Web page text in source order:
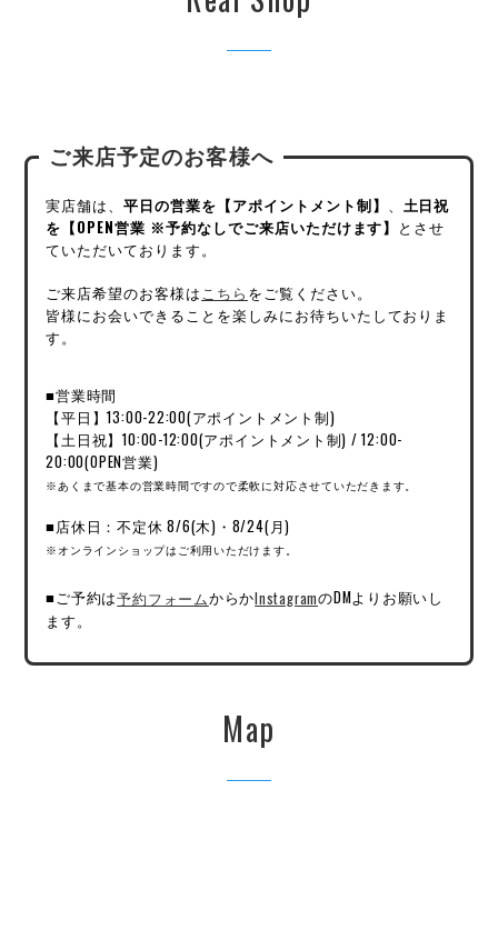
ご来店予定のお客様へ
実店舗は、平日の営業を【アポイントメント制】 、 土日祝
を【OPEN営業 ※予約なしでご来店いただけます】 とさせ
ていただいております。
ご来店希望のお客様はこちら をご覧ください。
皆様にお会いできることを楽しみにお待ちいたしておりま
す。
■営業時間
【平日】13:00-22:00(アポイントメント制)
【土日祝】10:00-12:00(アポイントメント制) / 12:00-
20:00(OPEN営業)
※あくまで基本の営業時間ですので柔軟に対応させていただきます。
■店休日：不定休 8/6(木)・8/24(月)
※オンラインショップはご利用いただけます。
■ご予約は予約フォームからかInstagramのDMよりお願いし
ます。
Map